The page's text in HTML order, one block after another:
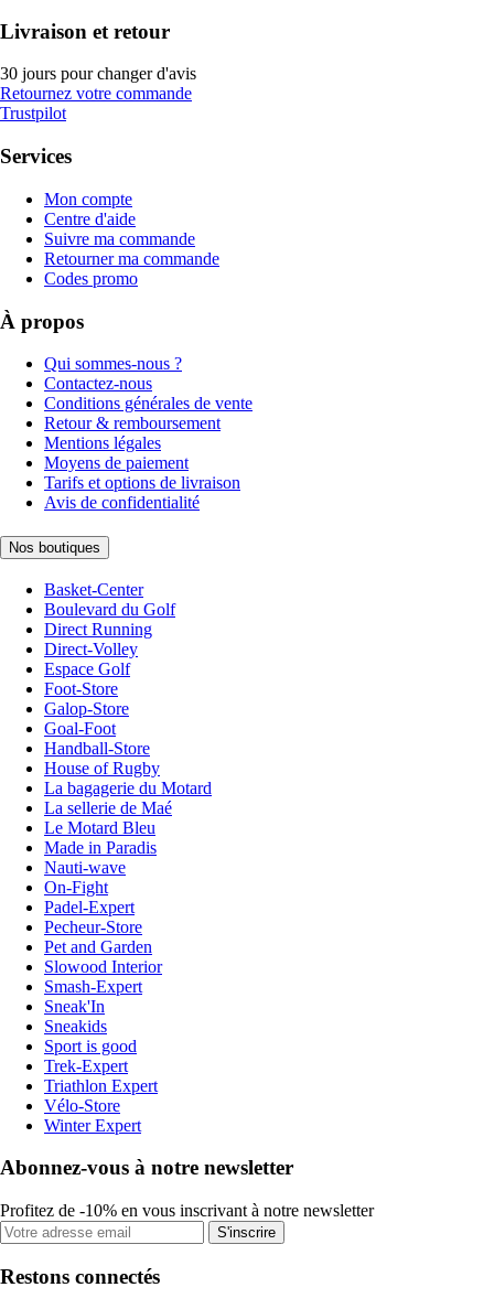
Livraison et retour
30 jours pour changer d'avis
Retournez votre commande
Trustpilot
Services
Mon compte
Centre d'aide
Suivre ma commande
Retourner ma commande
Codes promo
À propos
Qui sommes-nous ?
Contactez-nous
Conditions générales de vente
Retour & remboursement
Mentions légales
Moyens de paiement
Tarifs et options de livraison
Avis de confidentialité
Nos boutiques
Basket-Center
Boulevard du Golf
Direct Running
Direct-Volley
Espace Golf
Foot-Store
Galop-Store
Goal-Foot
Handball-Store
House of Rugby
La bagagerie du Motard
La sellerie de Maé
Le Motard Bleu
Made in Paradis
Nauti-wave
On-Fight
Padel-Expert
Pecheur-Store
Pet and Garden
Slowood Interior
Smash-Expert
Sneak'In
Sneakids
Sport is good
Trek-Expert
Triathlon Expert
Vélo-Store
Winter Expert
Abonnez-vous à notre newsletter
Profitez de -10% en vous inscrivant à notre newsletter
S'inscrire
Restons connectés